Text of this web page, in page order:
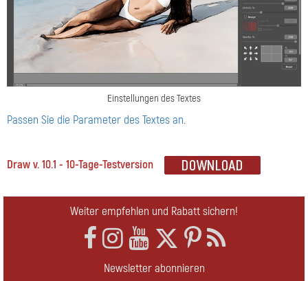
Einstellungen des Textes
Passen Sie die Parameter des Textes an.
Draw v. 10.1 - 10-Tage-Testversion
Weiter empfehlen und Rabatt sichern!
Newsletter abonnieren